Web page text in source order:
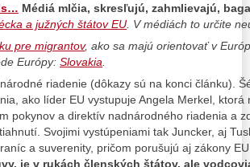
Médiá mlčia, skresľujú, zahmlievajú,
a južných štátov EU . V médiách to určite
pre migrantov, ako sa majú orientovať v
Európy: Slovakia
riadenie (dôkazy sú na konci článku).
ako líder EU vystupuje Angela Merkel,
pokynov a direktív nadnárodného riadenia a
Svojimi vystúpeniami tak Juncker, aj
a suverenity, pričom porušujú aj zákony
je v rukách členských štátov, ale